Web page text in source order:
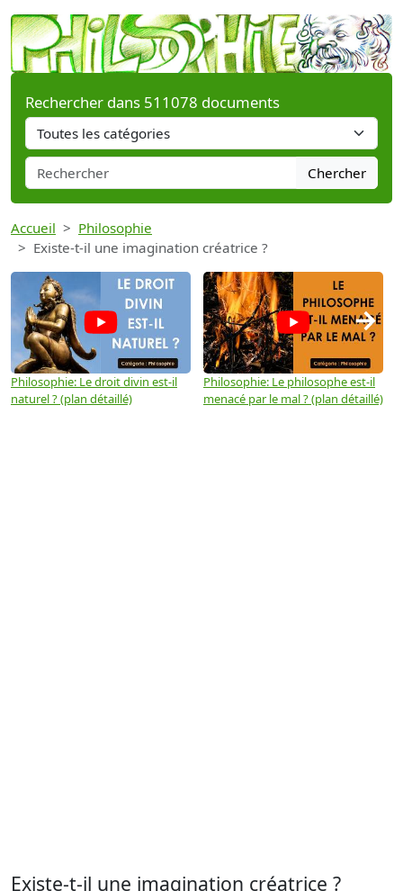
Rechercher dans 511078 documents
Chercher
Accueil
Philosophie
Existe-t-il une imagination créatrice ?
Philosophie: Le droit divin est-il
naturel ? (plan détaillé)
Philosophie: Le philosophe est-il
menacé par le mal ? (plan détaillé)
→
Existe-t-il une imagination créatrice ?